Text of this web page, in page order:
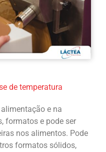
de temperatura
e na
formatos e pode ser
nos alimentos. Pode
formatos sólidos,